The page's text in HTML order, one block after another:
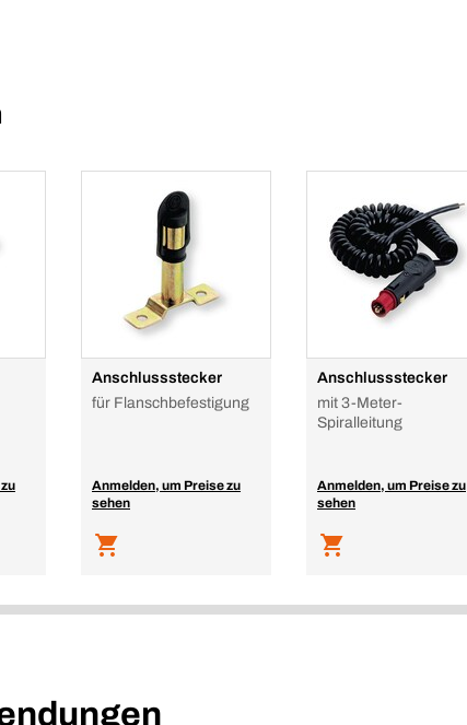
Anschlussstecker
für Flanschbefestigung
Anmelden, um Preise zu
sehen
Anschlussstecker
mit 3-Meter-
Spiralleitung
Anmelden, um Preise zu
sehen